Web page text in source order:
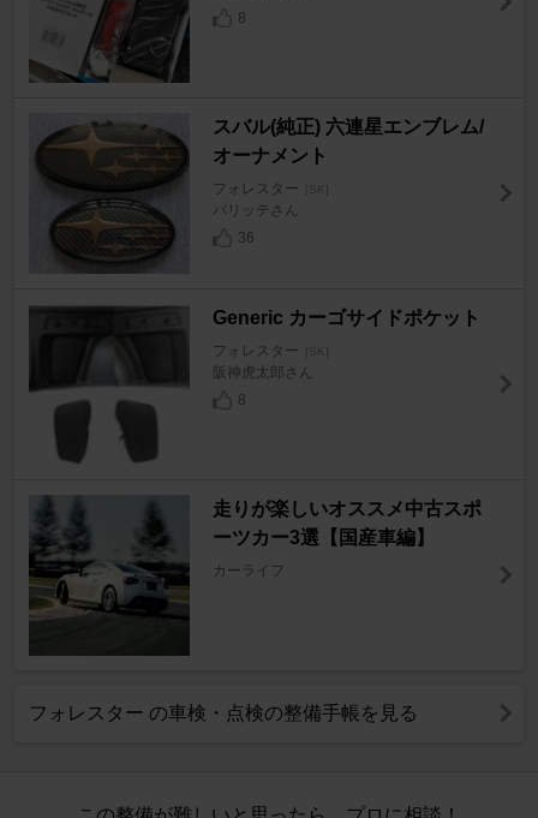
8
スバル(純正) 六連星エンブレム/
オーナメント
フォレスター [SK]
パリッテさん
36
Generic カーゴサイドポケット
フォレスター [SK]
阪神虎太郎さん
8
走りが楽しいオススメ中古スポ
ーツカー3選【国産車編】
カーライフ
フォレスター の車検・点検の整備手帳を見る